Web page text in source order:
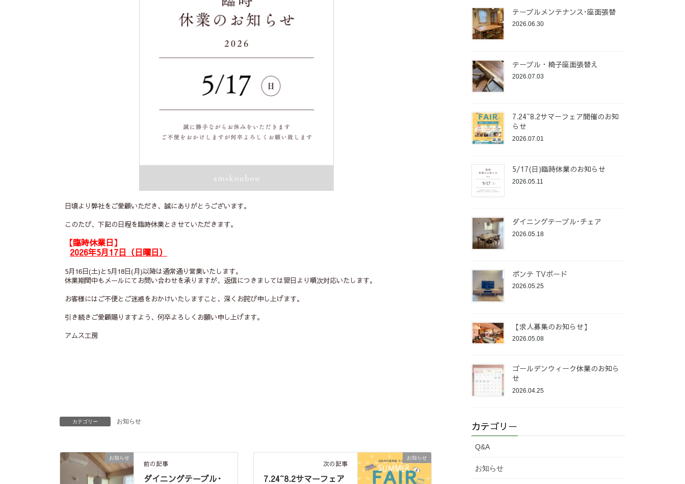
日頃より弊社をご愛顧いただき、誠にありがとうございます。
このたび、下記の日程を臨時休業とさせていただきます。
【臨時休業日】
2026年5月17日（日曜日）
5月16日(土)と5月18日(月)以降は通常通り営業いたします。
休業期間中もメールにてお問い合わせを承りますが、返信につきましては翌日より順次対応いたします。
お客様にはご不便とご迷惑をおかけいたしますこと、深くお詫び申し上げます。
引き続きご愛顧賜りますよう、何卒よろしくお願い申し上げます。
アムス工房
カテゴリー お知らせ
お知らせ
前の記事
ダイニングテーブル･
お知らせ
次の記事
7.24~8.2サマーフェア
テーブルメンテナンス･座面張替
2026.06.30
テーブル・椅子座面張替え
2026.07.03
7.24~8.2サマーフェア開催のお知
らせ
2026.07.01
5/17(日)臨時休業のお知らせ
2026.05.11
ダイニングテーブル･チェア
2026.05.18
ポンテ TVボード
2026.05.25
【求人募集のお知らせ】
2026.05.08
ゴールデンウィーク休業のお知ら
せ
2026.04.25
カテゴリー
Q&A
お知らせ